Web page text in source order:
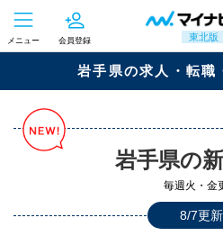
東北版
メニュー 会員登録
岩手県の求人・転職
岩手県の
毎週火・金
8/7更新